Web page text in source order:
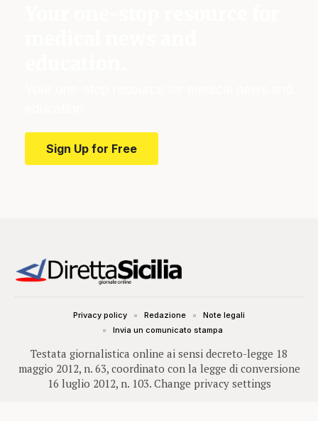
Sign Up for Free
Testata giornalistica online ai sensi decreto-legge 18
maggio 2012, n. 63, coordinato con la legge di conversione
16 luglio 2012, n. 103. Change privacy settings
Privacy policy Redazione
Note legali
Invia un comunicato stampa